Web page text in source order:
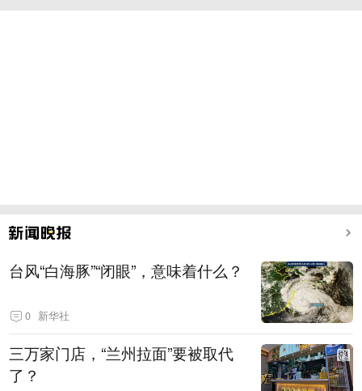
台风“白海豚”“闭眼”，意味着什么？
0 新华社
三万家门店，“兰州拉面”要被取代
了？